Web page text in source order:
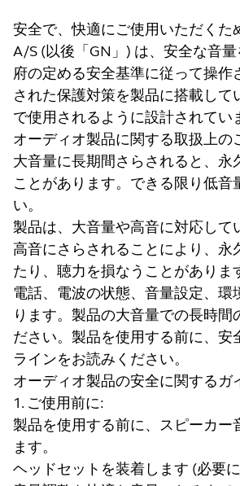
安全で、快適にご使用いただくた
A/S (以後「GN」) は、安全な音
府の定める安全基準に従って操作
された保護対策を製品に搭載して
で使用されるように設計されてい
オーディオ製品に関する取扱上の
大音量に長期間さらされると、永
ことがあります。できる限り低音
い。
製品は、大音量や高音に対応して
高音にさらされることにより、永
たり、聴力を損なうことがありま
電話、電波の状態、音量設定、環
ります。製品の大音量での長時間
ださい。製品を使用する前に、安
ラインをお読みください。
オーディオ製品の安全に関するガ
1. ご使用前に:
製品を使用する前に、スピーカー
ます。
ヘッドセットを装着します (必要に